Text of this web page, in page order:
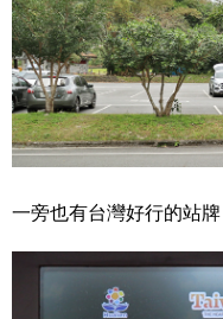
一旁也有台灣好行的站